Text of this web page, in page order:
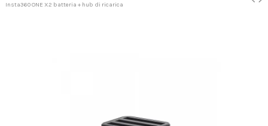
Insta360 ONE X2 batteria + hub di ricarica